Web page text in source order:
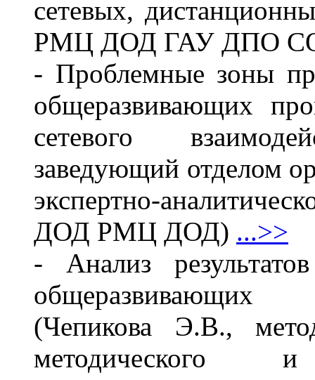
сетевых,
РМЦ ДОД ГАУ ДПО
- Проблемные зоны
общеразвивающих
сетевого
заведующий отделом
экспертно-
ДОД РМЦ ДОД) ...>>
- Анализ
общеразвивающих
(Чепикова Э.В.,
методического и